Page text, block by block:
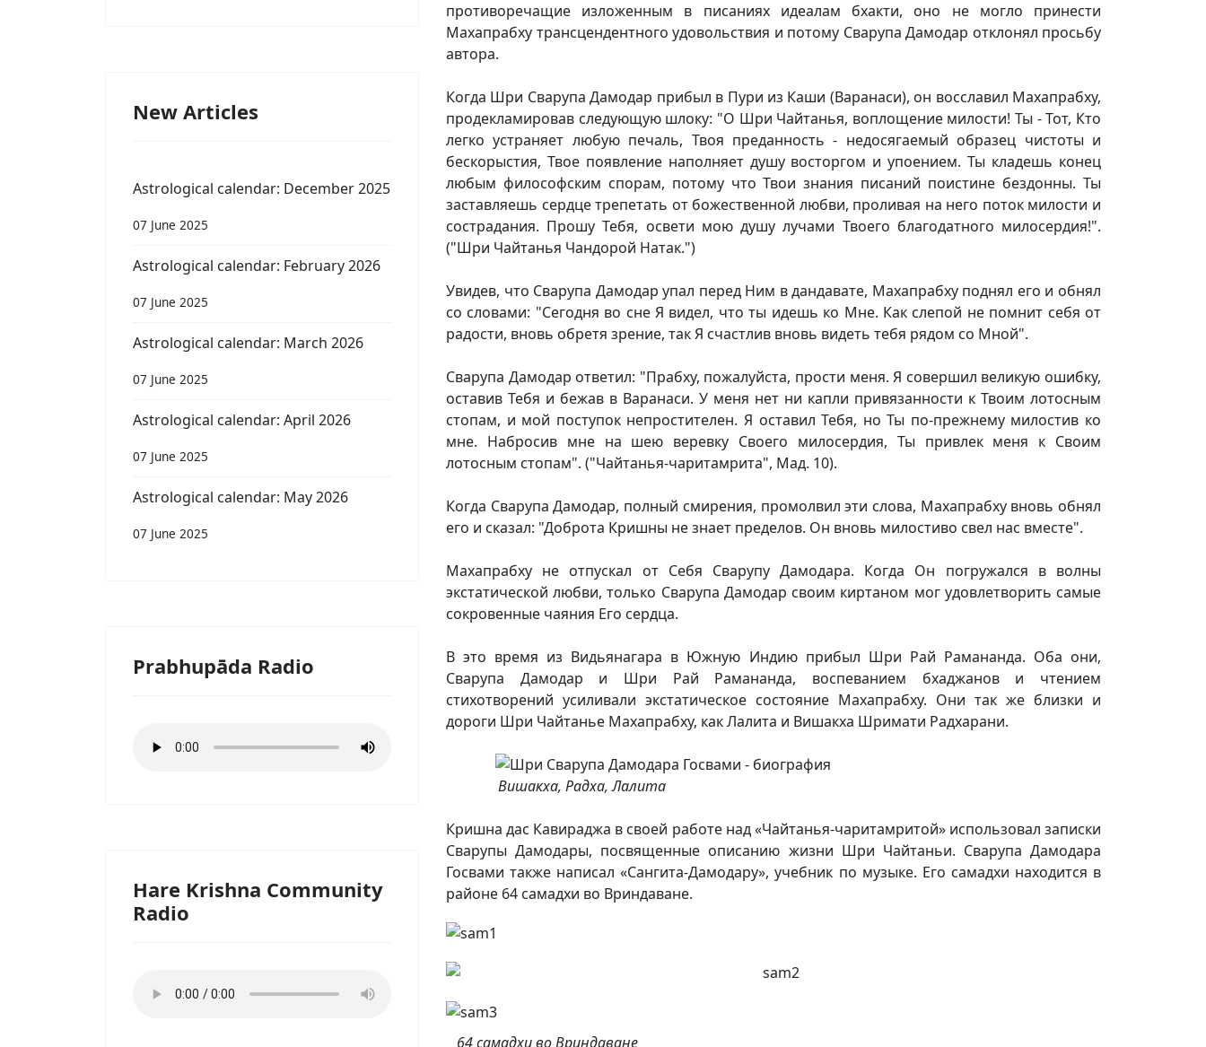
New Articles
Astrological calendar: December 2025
07 June 2025
Astrological calendar: February 2026
07 June 2025
Astrological calendar: March 2026
07 June 2025
Astrological calendar: April 2026
07 June 2025
Astrological calendar: May 2026
07 June 2025
Prabhupāda Radio
Hare Krishna Community
Radio
противоречащие изложенным в писаниях идеалам бхакти, оно не могло принести
Махапрабху трансцендентного удовольствия и потому Сварупа Дамодар отклонял просьбу
автора.
Когда Шри Сварупа Дамодар прибыл в Пури из Каши (Варанаси), он восславил Махапрабху,
продекламировав следующую шлоку: "О Шри Чайтанья, воплощение милости! Ты - Тот, Кто
легко устраняет любую печаль, Твоя преданность - недосягаемый образец чистоты и
бескорыстия, Твое появление наполняет душу восторгом и упоением. Ты кладешь конец
любым философским спорам, потому что Твои знания писаний поистине бездонны. Ты
заставляешь сердце трепетать от божественной любви, проливая на него поток милости и
сострадания. Прошу Тебя, освети мою душу лучами Твоего благодатного милосердия!".
("Шри Чайтанья Чандорой Натак.")
Увидев, что Сварупа Дамодар упал перед Ним в дандавате, Махапрабху поднял его и обнял
со словами: "Сегодня во сне Я видел, что ты идешь ко Мне. Как слепой не помнит себя от
радости, вновь обретя зрение, так Я счастлив вновь видеть тебя рядом со Мной".
Сварупа Дамодар ответил: "Прабху, пожалуйста, прости меня. Я совершил великую ошибку,
оставив Тебя и бежав в Варанаси. У меня нет ни капли привязанности к Твоим лотосным
стопам, и мой поступок непростителен. Я оставил Тебя, но Ты по-прежнему милостив ко
мне. Набросив мне на шею веревку Своего милосердия, Ты привлек меня к Своим
лотосным стопам". ("Чайтанья-чаритамрита", Мад. 10).
Когда Сварупа Дамодар, полный смирения, промолвил эти слова, Махапрабху вновь обнял
его и сказал: "Доброта Кришны не знает пределов. Он вновь милостиво свел нас вместе".
Махапрабху не отпускал от Себя Сварупу Дамодара. Когда Он погружался в волны
экстатической любви, только Сварупа Дамодар своим киртаном мог удовлетворить самые
сокровенные чаяния Его сердца.
В это время из Видьянагара в Южную Индию прибыл Шри Рай Рамананда. Оба они,
Сварупа Дамодар и Шри Рай Рамананда, воспеванием бхаджанов и чтением
стихотворений усиливали экстатическое состояние Махапрабху. Они так же близки и
дороги Шри Чайтанье Махапрабху, как Лалита и Вишакха Шримати Радхарани.
Вишакха, Радха, Лалита
Кришна дас Кавираджа в своей работе над «Чайтанья-чаритамритой» использовал записки
Сварупы Дамодары, посвященные описанию жизни Шри Чайтаньи. Сварупа Дамодара
Госвами также написал «Сангита-Дамодару», учебник по музыке. Его самадхи находится в
районе 64 самадхи во Вриндаване.
64 самадхи во Вриндаване